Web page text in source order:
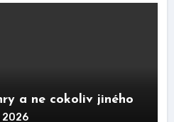
a ne cokoliv jiného
2026